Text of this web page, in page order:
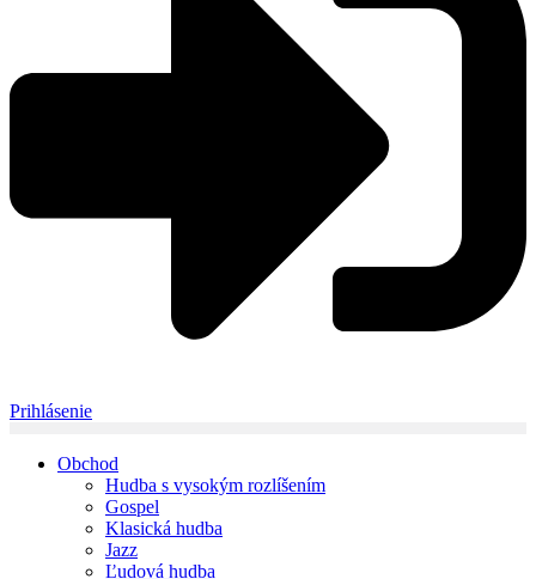
Prihlásenie
Obchod
Hudba s vysokým rozlíšením
Gospel
Klasická hudba
Jazz
Ľudová hudba